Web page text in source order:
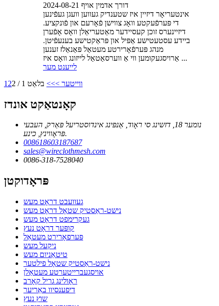
דורך אדמין אויף 2024-08-21
אינטעריאָר דיזיין איז שטענדיק געווען וועגן געפֿינען
די פּערפֿעקטע וואָג צווישן פֿאָרעם און פֿונקציע.
דיזיינערס זוכן קעסיידער מאַטעריאַלן וואָס אָפֿערן
ביידע עסטעטישע אַפּיל און פּראַקטישע בענעפֿיטן.
מנהג פּערפֿאָרירטע מעטאַל פּאַנאַלז זענען
אַרויסגעקומען ווי אַ ווערסאַטאַל לייזונג וואָס איז ...
לייענט מער
1 2 ווייטער >>> בלאַט 1 / 2
קאָנטאַקט אונדז
נומער 18, דזשינג סי ראָוד, אַנפּינג אינדוסטריעל פּאַרק, העבעי
פּראָווינץ, כינע.
008618603187687
sales@wireclothmesh.com
0086-318-7528040
פּראָדוקטן
געוועבט דראָט מעש
נישט-ראַסטיק שטאָל דראָט מעש
געקרימפט דראָט מעש
קופּער דראָט נעץ
פּערפאָרירט מעטאַל
ניקעל מעש
טיטאַניום מעש
נישט-ראַסטיק שטאָל פילטער
אויסגעברייטערטע מעטאַלן
ראָולינג גריל קאָרב
דיפענסיוו באַריער
שוץ נעץ